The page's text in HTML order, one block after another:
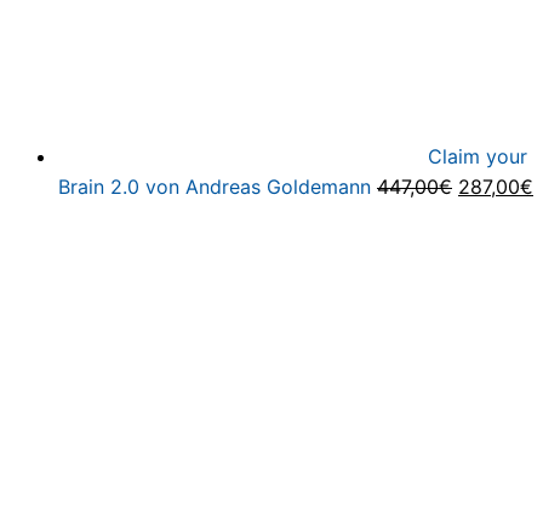
Claim your
Brain 2.0 von Andreas Goldemann 447,00€ 287,00€